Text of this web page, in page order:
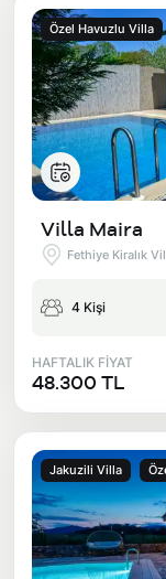
Özel Havuzlu Villa
Villa Maira
Fethiye Kiralık
4 Kişi
HAFTALIK FİYAT
48.300 TL
Jakuzili Villa